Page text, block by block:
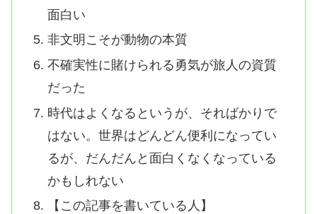
面白い
非文明こそが動物の本質
不確実性に賭けられる勇気が旅人の資質
だった
時代はよくなるというが、そればかりで
はない。世界はどんどん便利になってい
るが、だんだんと面白くなくなっている
かもしれない
【この記事を書いている人】